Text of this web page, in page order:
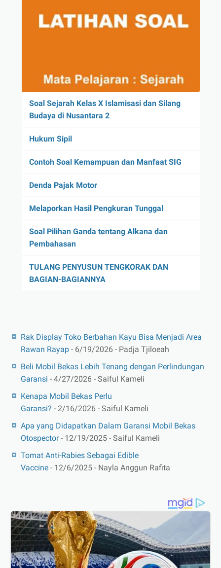
Soal Sejarah Kelas X Islamisasi dan Silang
Budaya di Nusantara 2
Hukum Sipil
Contoh Soal Kemampuan dan Manfaat SIG
Denda Pajak Motor
Melaporkan Hasil Pengkuran Tunggal
Soal Pilihan Ganda tentang Alkana dan
Pembahasan
TULANG PENYUSUN TENGKORAK DAN
BAGIAN-BAGIANNYA
Rak Display Toko Berbahan Kayu Bisa Menjadi Area
Rawan Rayap - 6/19/2026 - Padja Tjiloeah
Beli Mobil Bekas Lebih Tenang dengan Perlindungan
Garansi - 4/27/2026 - Saiful Kameli
Kenapa Mobil Bekas Perlu
Garansi? - 2/16/2026 - Saiful Kameli
Apa yang Didapatkan Dalam Garansi Mobil Bekas
Otospector- 12/19/2025 - Saiful Kameli
Tomat Anti-Rabies Sebagai Edible
Vaccine - 12/6/2025 - Nayla Anggun Rafita